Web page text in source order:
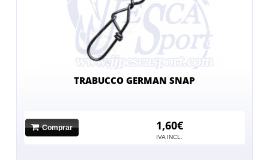
TRABUCCO GERMAN SNAP
Comprar 1,60€
IVA INCL.